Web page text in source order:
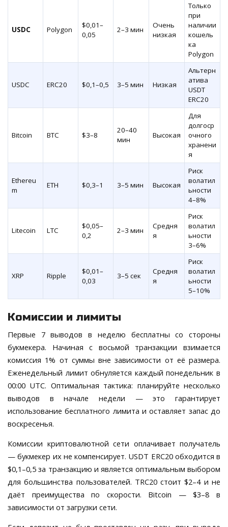
USDC Polygon
$0,01–
0,05
2–3 мин
Очень
низкая
Только
при
наличии
кошель
ка
Polygon
USDC ERC20 $0,1–0,5 3–5 мин Низкая
Альтерн
атива
USDT
ERC20
Bitcoin BTC $3–8
20–40
мин
Высокая
Для
долгоср
очного
хранени
я
Ethereu
m
ETH $0,3–1 3–5 мин Высокая
Риск
волатил
ьности
4–8%
Litecoin LTC
$0,05–
0,2
2–3 мин
Средня
я
Риск
волатил
ьности
3–6%
XRP Ripple
$0,01–
0,03
3–5 сек
Средня
я
Риск
волатил
ьности
5–10%
Комиссии и лимиты
Первые 7 выводов в неделю бесплатны со стороны
букмекера. Начиная с восьмой транзакции взимается
комиссия 1% от суммы вне зависимости от её размера.
Еженедельный лимит обнуляется каждый понедельник в
00:00 UTC. Оптимальная тактика: планируйте несколько
выводов в начале недели — это гарантирует
использование бесплатного лимита и оставляет запас до
воскресенья.
Комиссии криптовалютной сети оплачивает получатель
— букмекер их не компенсирует. USDT ERC20 обходится в
$0,1–0,5 за транзакцию и является оптимальным выбором
для большинства пользователей. TRC20 стоит $2–4 и не
даёт преимущества по скорости. Bitcoin — $3–8 в
зависимости от загрузки сети.